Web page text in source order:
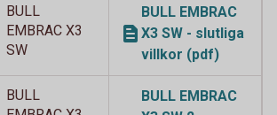
BULL
EMBRAC X3
SW
BULL EMBRAC
X3 SW - slutliga
villkor (pdf)
BULL
BULL EMBRAC